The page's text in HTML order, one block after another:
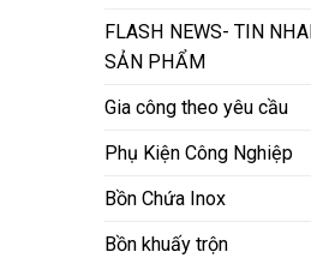
FLASH NEWS- TIN
SẢN PHẨM
Gia công theo yêu cầu
Phụ Kiện Công Nghiệp
Bồn Chứa Inox
Bồn khuấy trộn